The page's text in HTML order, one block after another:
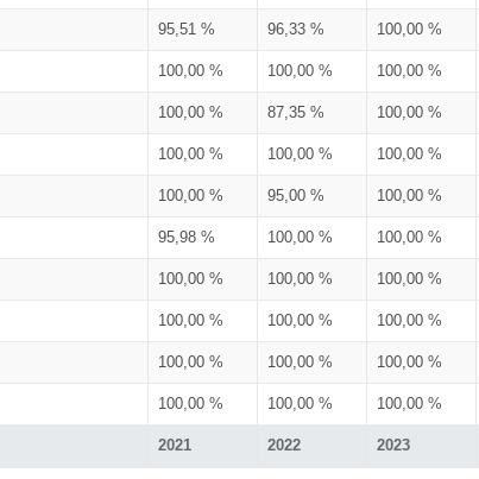
2021 2022 2023
95,51 % 96,33 % 100,00 %
100,00 % 100,00 % 100,00 %
100,00 % 87,35 % 100,00 %
100,00 % 100,00 % 100,00 %
100,00 % 95,00 % 100,00 %
95,98 % 100,00 % 100,00 %
100,00 % 100,00 % 100,00 %
100,00 % 100,00 % 100,00 %
100,00 % 100,00 % 100,00 %
100,00 % 100,00 % 100,00 %